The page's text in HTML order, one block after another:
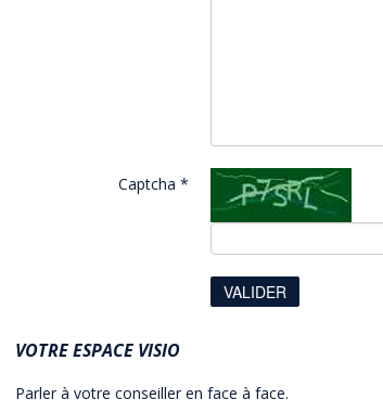
Captcha *
VALIDER
VOTRE ESPACE VISIO
Parler à votre conseiller en face à face.